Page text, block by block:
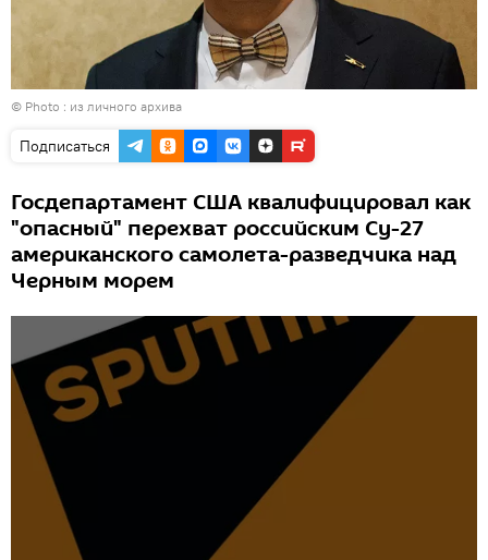
© Photo : из личного архива
Подписаться
Госдепартамент США квалифицировал как
"опасный" перехват российским Су-27
американского самолета-разведчика над
Черным морем